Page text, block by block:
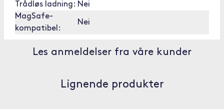
Trådløs ladning: Nei
MagSafe-
kompatibel:
Nei
Les anmeldelser fra våre kunder
Lignende produkter